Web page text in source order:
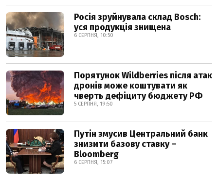
Росія зруйнувала склад Bosch:
уся продукція знищена
6 СЕРПНЯ, 10:50
Порятунок Wildberries після атак
дронів може коштувати як
чверть дефіциту бюджету РФ
5 СЕРПНЯ, 19:50
Путін змусив Центральний банк
знизити базову ставку –
Bloomberg
6 СЕРПНЯ, 15:07